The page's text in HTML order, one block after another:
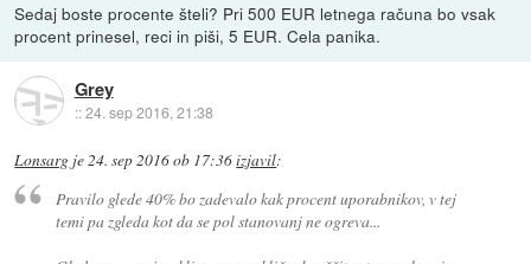
Sedaj boste procente šteli? Pri 500 EUR letnega računa bo vsak
procent prinesel, reci in piši, 5 EUR. Cela panika.
Grey
::24. sep 2016, 21:38
Lonsarg je24. sep 2016 ob 17:36izjavil:
Pravilo glede 40% bo zadevalo kak procent uporabnikov, v tej
temi pa zgleda kot da se pol stanovanj ne ogreva...